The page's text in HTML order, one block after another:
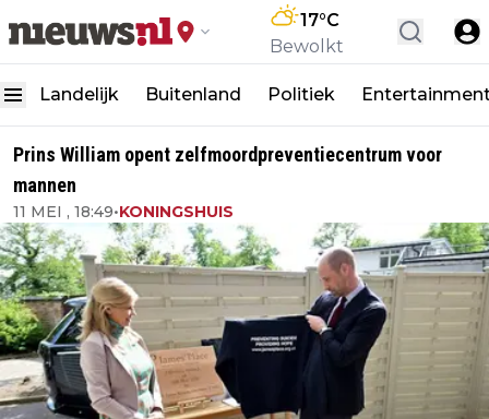
17°C
Bewolkt
Landelijk Buitenland Politiek
Prins William opent zelfmoordpreventiecentrum voor
mannen
11 MEI , 18:49•KONINGSHUIS